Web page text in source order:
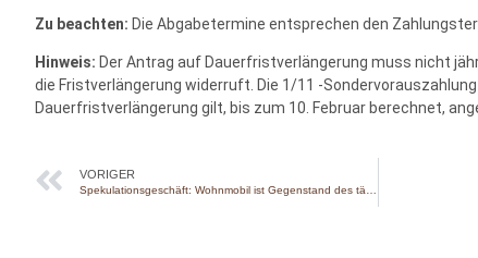
Zu beachten: Die Abgabetermine entsprechen den
Hinweis: Der Antrag auf Dauerfristverlängerung muss nicht
die Fristverlängerung widerruft. Die 1/11 -
Dauerfristverlängerung gilt, bis zum 10. Februar berechnet,
VORIGER